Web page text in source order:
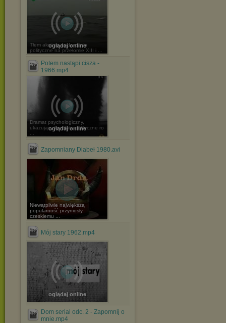
oglądaj online
Tłem akcji są wydarzenia
polityczne na przełomie XIII i ...
Potem nastąpi cisza -
1966.mp4
oglądaj online
Dramat psychologiczny,
ukazujący konflikty polityczne ro
Zapomniany Diabeł 1980.avi
Niewątpliwie największą
popularność przyniosły
czeskiemu ...
Mój stary 1962.mp4
oglądaj online
Dom serial odc. 2 - Zapomnij o
mnie.mp4